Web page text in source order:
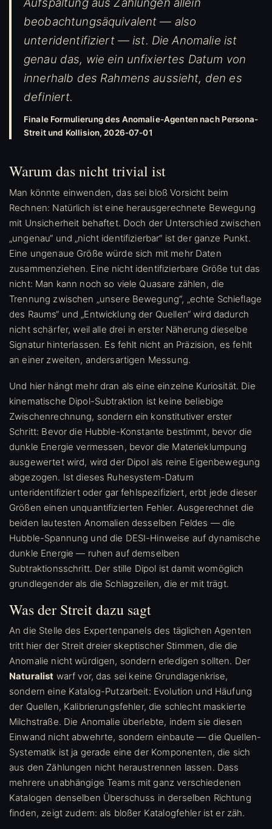
beobachtungsäquivalent — also
unteridentifiziert — ist. Die Anomalie ist
genau das, wie ein unfixiertes Datum von
innerhalb des Rahmens aussieht, den es
definiert.
Finale Formulierung des Anomalie-Agenten nach Persona-
Streit und Kollision, 2026-07-01
Warum das nicht trivial ist
Man könnte einwenden, das sei bloß Vorsicht beim
Rechnen: Natürlich ist eine herausgerechnete Bewegung
mit Unsicherheit behaftet. Doch der Unterschied zwischen
„ungenau“ und „nicht identifizierbar“ ist der ganze Punkt.
Eine ungenaue Größe würde sich mit mehr Daten
zusammenziehen. Eine nicht identifizierbare Größe tut das
nicht: Man kann noch so viele Quasare zählen, die
Trennung zwischen „unsere Bewegung“, „echte Schieflage
des Raums“ und „Entwicklung der Quellen“ wird dadurch
nicht schärfer, weil alle drei in erster Näherung dieselbe
Signatur hinterlassen. Es fehlt nicht an Präzision, es fehlt
an einer zweiten, andersartigen Messung.
Und hier hängt mehr dran als eine einzelne Kuriosität. Die
kinematische Dipol-Subtraktion ist keine beliebige
Zwischenrechnung, sondern ein konstitutiver erster
Schritt: Bevor die Hubble-Konstante bestimmt, bevor die
dunkle Energie vermessen, bevor die Materieklumpung
ausgewertet wird, wird der Dipol als reine Eigenbewegung
abgezogen. Ist dieses Ruhesystem-Datum
unteridentifiziert oder gar fehlspezifiziert, erbt jede dieser
Größen einen unquantifizierten Fehler. Ausgerechnet die
beiden lautesten Anomalien desselben Feldes — die
Hubble-Spannung und die DESI-Hinweise auf dynamische
dunkle Energie — ruhen auf demselben
Subtraktionsschritt. Der stille Dipol ist damit womöglich
grundlegender als die Schlagzeilen, die er mit trägt.
Was der Streit dazu sagt
An die Stelle des Expertenpanels des täglichen Agenten
tritt hier der Streit dreier skeptischer Stimmen, die die
Anomalie nicht würdigen, sondern erledigen sollten. Der
Naturalist warf vor, das sei keine Grundlagenkrise,
sondern eine Katalog-Putzarbeit: Evolution und Häufung
der Quellen, Kalibrierungsfehler, die schlecht maskierte
Milchstraße. Die Anomalie überlebte, indem sie diesen
Einwand nicht abwehrte, sondern einbaute — die Quellen-
Systematik ist ja gerade eine der Komponenten, die sich
aus den Zählungen nicht heraustrennen lassen. Dass
mehrere unabhängige Teams mit ganz verschiedenen
Katalogen denselben Überschuss in derselben Richtung
finden, zeigt zudem: als bloßer Katalogfehler ist er zäh.